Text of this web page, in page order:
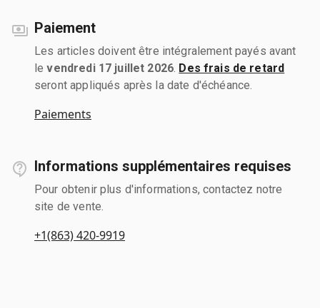
Paiement
Les articles doivent être intégralement payés avant
levendredi 17 juillet 2026 Des frais de retard
seront appliqués après la date d'échéance.
Paiements
Informations supplémentaires requises
Pour obtenir plus d'informations, contactez notre
site de vente.
+1(863) 420-9919